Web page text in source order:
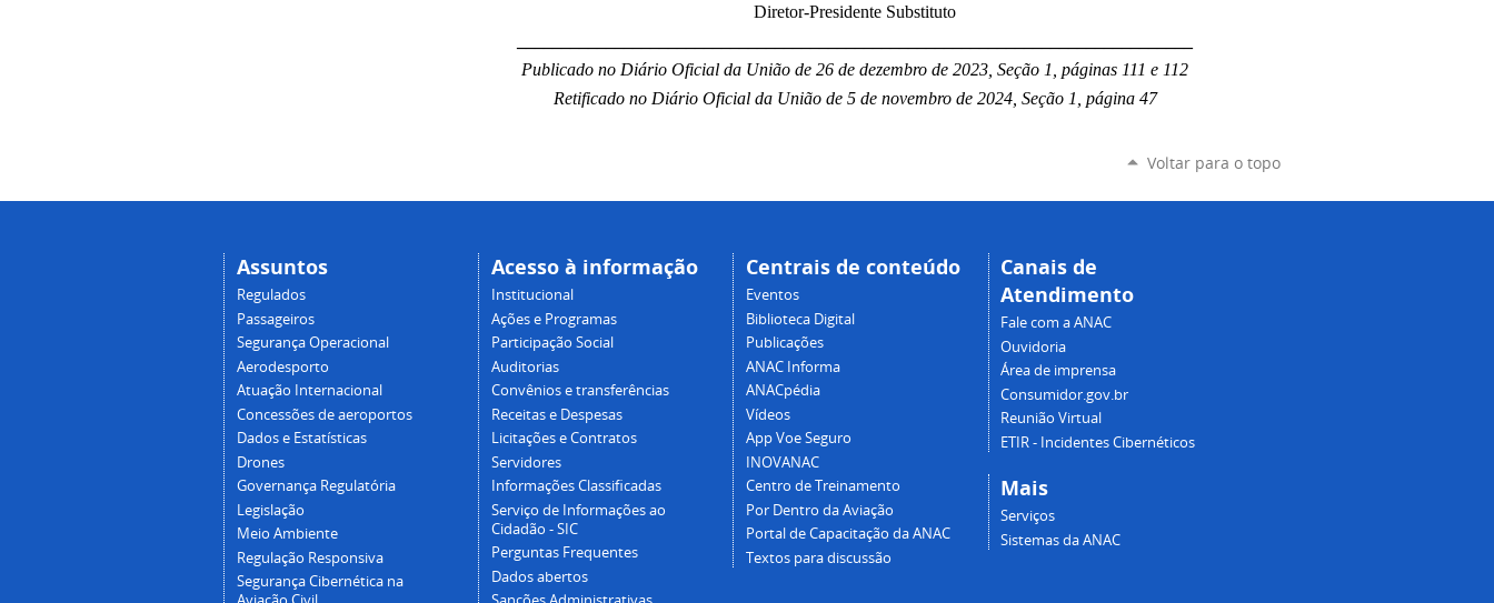
Diretor-Presidente Substituto
Publicado no Diário Oficial da União de 26 de dezembro de 2023, Seção 1, páginas 111 e 112
Retificado no Diário Oficial da União de 5 de novembro de 2024, Seção 1, página 47
Voltar para o topo
Assuntos
Regulados
Passageiros
Segurança Operacional
Aerodesporto
Atuação Internacional
Concessões de aeroportos
Dados e Estatísticas
Drones
Governança Regulatória
Legislação
Meio Ambiente
Regulação Responsiva
Segurança Cibernética na
Acesso à informação
Institucional
Ações e Programas
Participação Social
Auditorias
Convênios e transferências
Receitas e Despesas
Licitações e Contratos
Servidores
Informações Classificadas
Serviço de Informações ao
Cidadão - SIC
Perguntas Frequentes
Dados abertos
Centrais de conteúdo
Eventos
Biblioteca Digital
Publicações
ANAC Informa
ANACpédia
Vídeos
App Voe Seguro
INOVANAC
Centro de Treinamento
Por Dentro da Aviação
Portal de Capacitação da ANAC
Textos para discussão
Canais de
Atendimento
Fale com a ANAC
Ouvidoria
Área de imprensa
Consumidor.gov.br
Reunião Virtual
ETIR - Incidentes Cibernéticos
Mais
Serviços
Sistemas da ANAC